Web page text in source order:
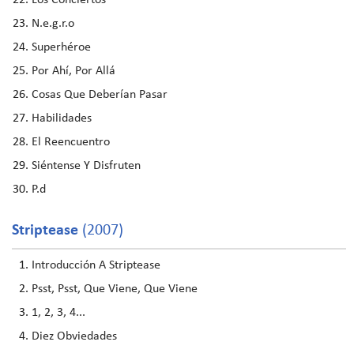
N.e.g.r.o
Superhéroe
Por Ahí, Por Allá
Cosas Que Deberían Pasar
Habilidades
El Reencuentro
Siéntense Y Disfruten
P.d
Striptease (2007)
Introducción A Striptease
Psst, Psst, Que Viene, Que Viene
1, 2, 3, 4...
Diez Obviedades